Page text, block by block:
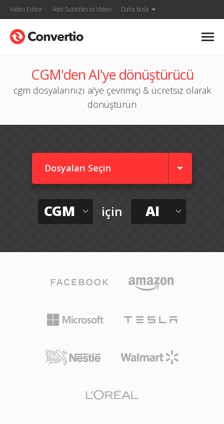
Video Editor Add Subtitles to Video Daha fazla
CGM'den AI'ye dönüştürücü
cgm dosyalarınızı ai'ye çevrimiçi & ücretsiz olarak
dönüştürün
Dosyaları Seçin
CGM için AI